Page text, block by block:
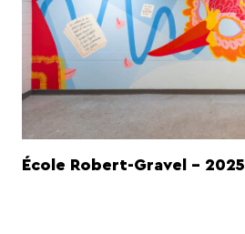
École Robert-Gravel - 2025